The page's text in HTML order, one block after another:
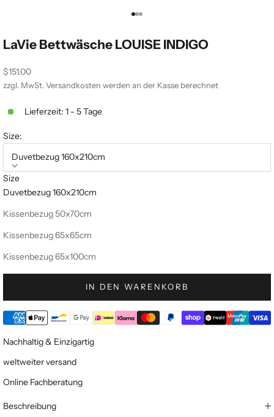
Gehe zu Element 1
Gehe zu Element 2
Gehe zu Element 3
LaVie Bettwäsche LOUISE INDIGO
Angebot
$151.00
zzgl. MwSt. Versandkosten werden an der Kasse berechnet
Lieferzeit: 1 - 5 Tage
Size:
Duvetbezug 160x210cm
Size
Duvetbezug 160x210cm
Kissenbezug 50x70cm
Kissenbezug 65x65cm
Kissenbezug 65x100cm
IN DEN WARENKORB
Nachhaltig & Einzigartig
weltweiter versand
Online Fachberatung
Beschreibung